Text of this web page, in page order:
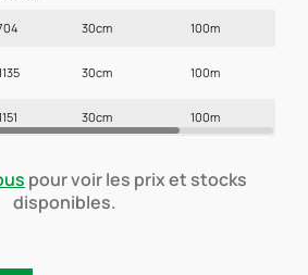
30cm 100m
30cm 100m
30cm 100m
pour voir les prix et stocks
disponibles.